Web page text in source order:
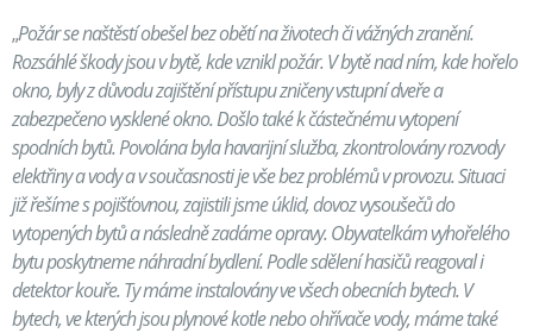
„Požár se naštěstí obešel bez obětí na životech či vážných zranění.
Rozsáhlé škody jsou v bytě, kde vznikl požár. V bytě nad ním, kde hořelo
okno, byly z důvodu zajištění přístupu zničeny vstupní dveře a
zabezpečeno vysklené okno. Došlo také k částečnému vytopení
spodních bytů. Povolána byla havarijní služba, zkontrolovány rozvody
elektřiny a vody a v současnosti je vše bez problémů v provozu. Situaci
již řešíme s pojišťovnou, zajistili jsme úklid, dovoz vysoušečů do
vytopených bytů a následně zadáme opravy. Obyvatelkám vyhořelého
bytu poskytneme náhradní bydlení. Podle sdělení hasičů reagoval i
detektor kouře. Ty máme instalovány ve všech obecních bytech. V
bytech, ve kterých jsou plynové kotle nebo ohřívače vody, máme také